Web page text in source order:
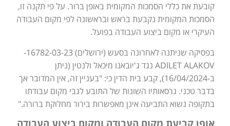
קובעת את כללי הסמכות המקומית באופן ברור. על פי תקנה זו,
הסמכות המקומית נקבעת בראש ובראשונה לפי מקום העבודה
העיקרי או מקום ביצוע העבודה בפועל.
בפסיקה שניתנה לאחרונה בסעש (ירושלים) 16782-03-23-
ADILET ALAKOV נגד ג'יובאנו מיכאל ולנטין (ניתן
ב-16/04/2024), קבע בית הדין כי: "בעניין זה, אין המדובר אך
בדבר טכני. גרסאותיו השונות של התובע לגבי מקום עבודתו
בתקופה נשוא התביעה אינן מאפשרות בירור מחלוקת ברורה."